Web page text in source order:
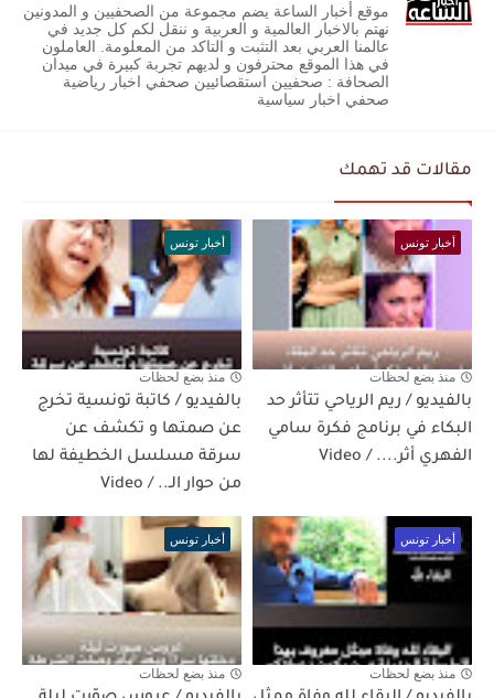
موقع أخبار الساعة يضم مجموعة من الصحفيين و المدونين
نهتم بالاخبار العالمية و العربية و ننقل لكم كل جديد في
عالمنا العربي بعد التثبت و التاكد من المعلومة. العاملون
في هذا الموقع محترفون و لديهم تجربة كبيرة في ميدان
الصحافة : صحفيين استقصائيين صحفي اخبار رياضية
صحفي اخبار سياسية
مقالات قد تهمك
أخبار تونس
منذ بضع لحظات
بالفيديو / ريم الرياحي تتأثر حد
البكاء في برنامج فكرة سامي
الفهري أثر.... / Video
أخبار تونس
منذ بضع لحظات
بالفيديو / كاتبة تونسية تخرج
عن صمتها و تكشف عن
سرقة مسلسل الخطيفة لها
من حوار الـ.. / Video
أخبار تونس
منذ بضع لحظات
أخبار تونس
منذ بضع لحظات